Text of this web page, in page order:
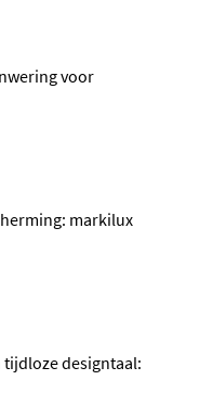
voor
markilux
designtaal: